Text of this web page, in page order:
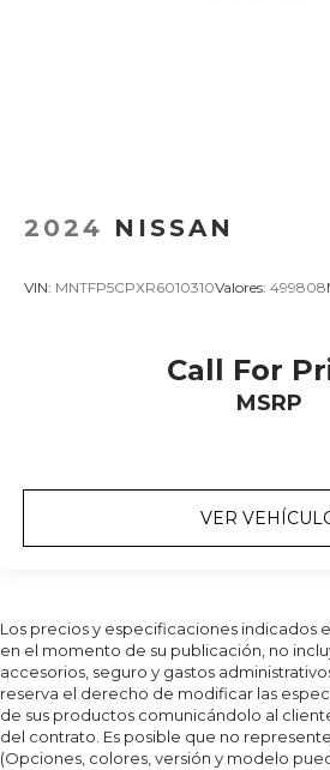
2024 NISSAN
VIN: MNTFP5CPXR6010310Valores: 499808
Call For
MSRP
VER
Los precios y especificaciones indicados
en el momento de su publicación, no
accesorios, seguro y gastos
reserva el derecho de modificar las
de sus productos comunicándolo al
del contrato. Es posible que no
(Opciones, colores, versión y modelo